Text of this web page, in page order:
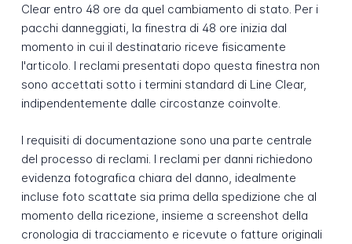
Clear entro 48 ore da quel cambiamento di stato. Per i
pacchi danneggiati, la finestra di 48 ore inizia dal
momento in cui il destinatario riceve fisicamente
l'articolo. I reclami presentati dopo questa finestra non
sono accettati sotto i termini standard di Line Clear,
indipendentemente dalle circostanze coinvolte.
I requisiti di documentazione sono una parte centrale
del processo di reclami. I reclami per danni richiedono
evidenza fotografica chiara del danno, idealmente
incluse foto scattate sia prima della spedizione che al
momento della ricezione, insieme a screenshot della
cronologia di tracciamento e ricevute o fatture originali